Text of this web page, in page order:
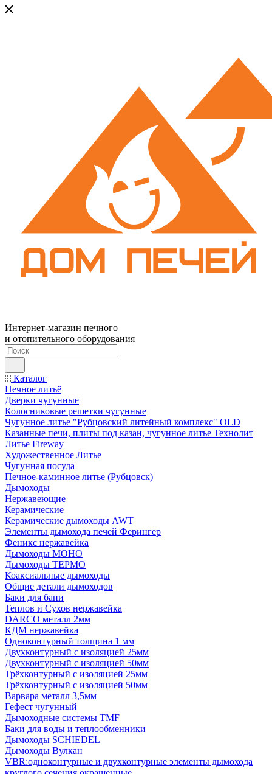
Интернет-магазин печного
и отопительного оборудования
Каталог
Печное литьё
Дверки чугунные
Колосниковые решетки чугунные
Чугунное литье "Рубцовский литейный комплекс" OLD
Казанные печи, плиты под казан, чугунное литье Технолит
Литье Fireway
Художественное Литье
Чугунная посуда
Печное-каминное литье (Рубцовск)
Дымоходы
Нержавеющие
Керамические
Керамические дымоходы AWT
Элементы дымохода печей Ферингер
Феникс нержавейка
Дымоходы МОНО
Дымоходы ТЕРМО
Коаксиальные дымоходы
Общие детали дымоходов
Баки для бани
Теплов и Сухов нержавейка
DARCO металл 2мм
КДМ нержавейка
Одноконтурный толщина 1 мм
Двухконтурный с изоляцией 25мм
Двухконтурный с изоляцией 50мм
Трёхконтурный с изоляцией 25мм
Трёхконтурный с изоляцией 50мм
Варвара металл 3,5мм
Гефест чугунный
Дымоходные системы TMF
Баки для воды и теплообменники
Дымоходы SCHIEDEL
Дымоходы Вулкан
VBR:одноконтурные и двухконтурные элементы дымохода